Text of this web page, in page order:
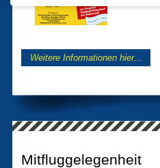
Weitere Informationen hier...
Mitfluggelegenheit